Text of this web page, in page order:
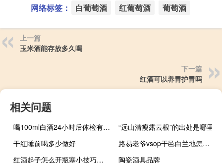
网络标签： 白葡萄酒 红葡萄酒 葡萄酒
上一篇
玉米酒能存放多久喝
下一篇
红酒可以养胃护胃吗
相关问题
喝100ml白酒24小时后体检有影响吗
“远山清瘦露云根”的出处是哪里
干红睡前喝多少做好
路易老爷vsop干邑白兰地怎么喝
红酒起子怎么开瓶塞小技巧视频
陶瓷酒具品牌